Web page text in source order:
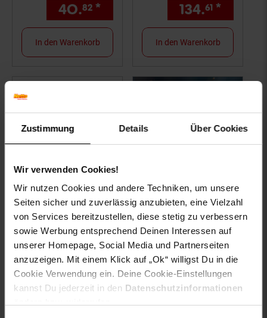
Zustimmung Details Über Cookies
Wir verwenden Cookies!
Wir nutzen Cookies und andere Techniken, um unsere
Seiten sicher und zuverlässig anzubieten, eine Vielzahl
von Services bereitzustellen, diese stetig zu verbessern
sowie Werbung entsprechend Deinen Interessen auf
unserer Homepage, Social Media und Partnerseiten
anzuzeigen. Mit einem Klick auf „Ok“ willigst Du in die
Cookie Verwendung ein. Deine Cookie-Einstellungen
kannst Du jederzeit in den Datenschutzinformationen
40.82 * € Sternchen
In den Warenkorb
134.61 *
In den Warenkorb
Severin SM 3735
Smoothie Mix & Go
nur
24. *nur 24, 99 € Sternchen